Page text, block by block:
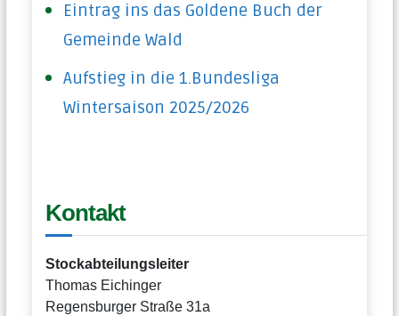
Eintrag ins das Goldene Buch der
Gemeinde Wald
Aufstieg in die 1.Bundesliga
Wintersaison 2025/2026
Kontakt
Stockabteilungsleiter
Thomas Eichinger
Regensburger Straße 31a